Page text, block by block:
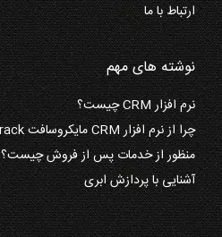
ارتباط با ما
نوشته های مهم
نرم افزار CRM چیست؟
چرا از نرم افزار CRM مایکروسافت crack شده استفاده نکنیم؟
منظور از خدمات پس از فروش چیست؟
آشنایی با پردازش ابری